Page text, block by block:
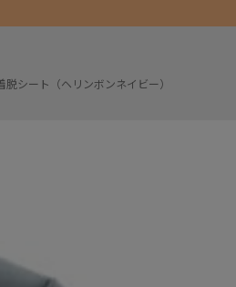
ート（ヘリンボンネイビー）